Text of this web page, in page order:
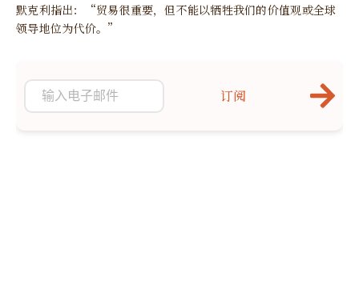
默克利指出：“贸易很重要，但不能以牺牲我们的价值观或全球
领导地位为代价。”
订阅